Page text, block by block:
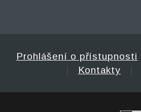
Prohlášení o přístupnosti
Kontakty